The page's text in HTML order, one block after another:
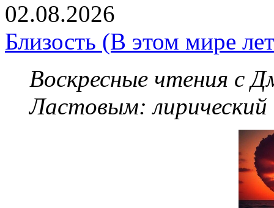
02.08.2026
Близость (В этом мире
Воскресные чтения с
Ластовым: